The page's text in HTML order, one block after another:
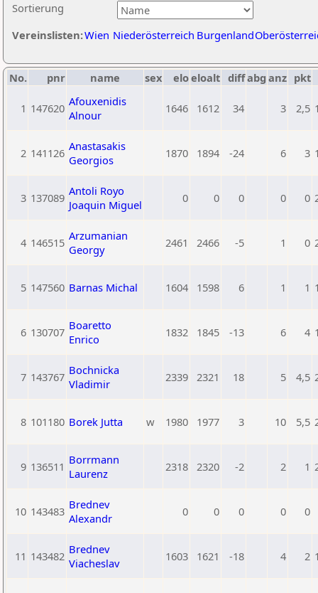
Sortierung
Vereinslisten:Wien Niederösterreich Burgenland
No. pnr name sex eloeloalt diffabg anz pkt
1 147620 Afouxenidis
Alnour
1646 1612 34 3 2,5
2 141126 Anastasakis
Georgios
1870 1894 -24 6 3
3 137089 Antoli Royo
Joaquin Miguel
0 0 0 0 0
4 146515 Arzumanian
Georgy
2461 2466 -5 1 0
5 147560 Barnas Michal 1604 1598 6 1 1
6 130707 Boaretto
Enrico
1832 1845 -13 6 4
7 143767 Bochnicka
Vladimir
2339 2321 18 5 4,5
8 101180 Borek Jutta w 1980 1977 3 10 5,5
9 136511 Borrmann
Laurenz
2318 2320 -2 2 1
10 143483 Brednev
Alexandr
0 0 0 0 0
11 143482 Brednev
Viacheslav
1603 1621 -18 4 2